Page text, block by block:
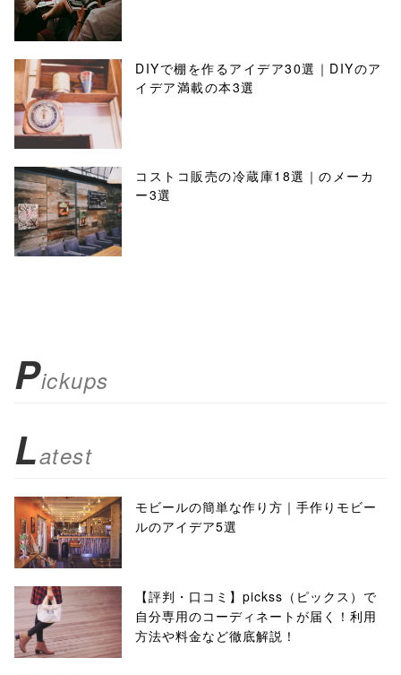
DIYで棚を作るアイデア30選｜DIYのア
イデア満載の本3選
コストコ販売の冷蔵庫18選｜のメーカ
ー3選
Pickups
Latest
モビールの簡単な作り方｜手作りモビー
ルのアイデア5選
【評判・口コミ】pickss（ピックス）で
自分専用のコーディネートが届く！利用
方法や料金など徹底解説！